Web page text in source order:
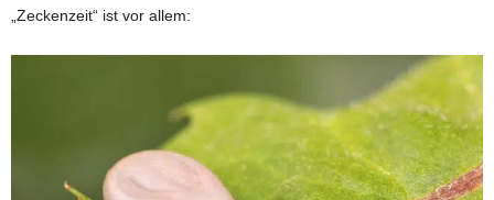
„Zeckenzeit“ ist vor allem: